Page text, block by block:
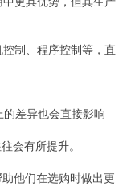
制、程序控制等，直
差异也会直接影响
会有所提升。
他们在选购时做出更